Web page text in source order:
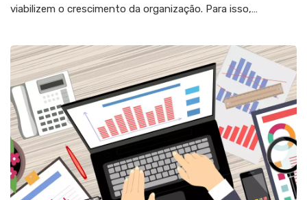
viabilizem o crescimento da organização. Para isso,…